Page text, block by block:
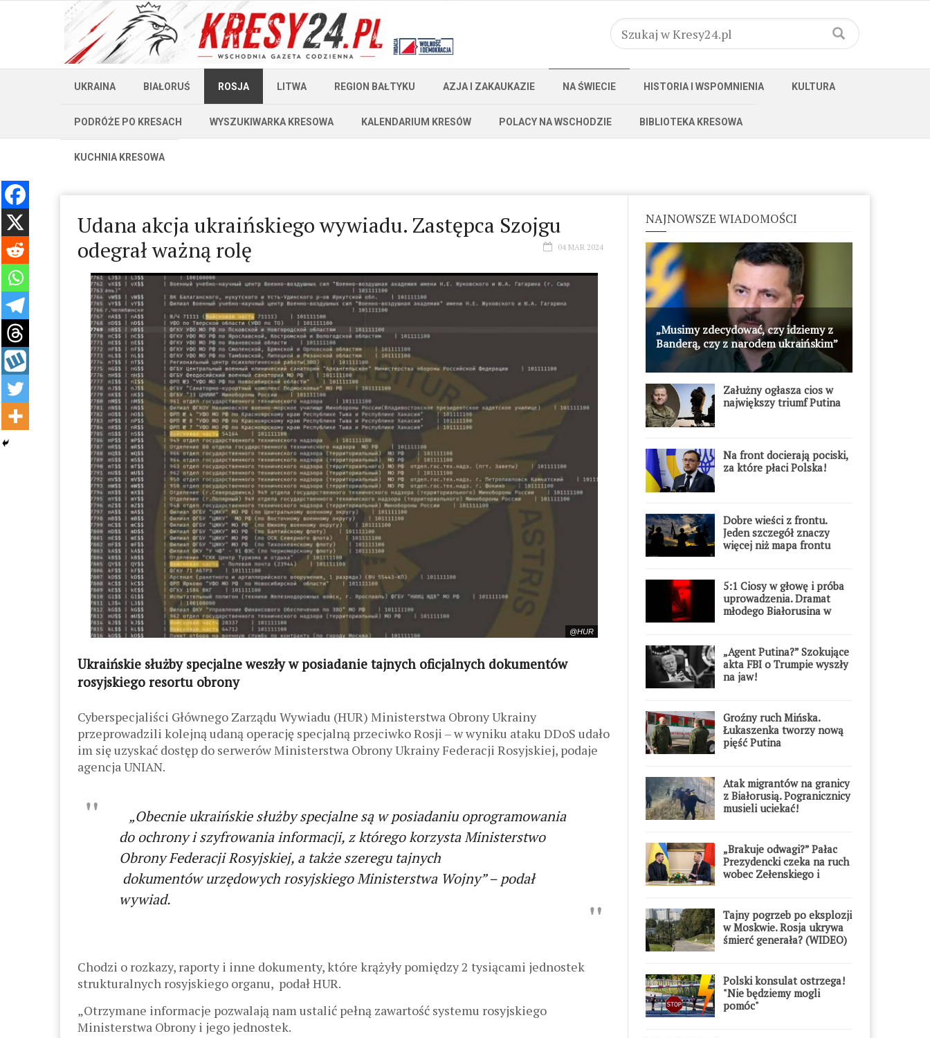
UKRAINA BIAŁORUŚ ROSJA LITWA REGION BAŁTYKU AZJA I ZAKAUKAZIE NA ŚWIECIE HISTORIA I WSPOMNIENIA KULTURA
PODRÓŻE PO KRESACH WYSZUKIWARKA KRESOWA KALENDARIUM KRESÓW POLACY NA WSCHODZIE BIBLIOTEKA KRESOWA
KUCHNIA KRESOWA
Udana akcja ukraińskiego wywiadu. Zastępca Szojgu
odegrał ważną rolę
04 MAR 2024
@HUR
Ukraińskie służby specjalne weszły w posiadanie tajnych oficjalnych dokumentów
rosyjskiego resortu obrony
Cyberspecjaliści Głównego Zarządu Wywiadu (HUR) Ministerstwa Obrony Ukrainy
przeprowadzili kolejną udaną operację specjalną przeciwko Rosji – w wyniku ataku DDoS udało
im się uzyskać dostęp do serwerów Ministerstwa Obrony Ukrainy Federacji Rosyjskiej, podaje
agencja UNIAN.
„Obecnie ukraińskie służby specjalne są w posiadaniu oprogramowania
do ochrony i szyfrowania informacji, z którego korzysta Ministerstwo
Obrony Federacji Rosyjskiej, a także szeregu tajnych
dokumentów urzędowych rosyjskiego Ministerstwa Wojny” – podał
wywiad.
Chodzi o rozkazy, raporty i inne dokumenty, które krążyły pomiędzy 2 tysiącami jednostek
strukturalnych rosyjskiego organu, podał HUR.
„Otrzymane informacje pozwalają nam ustalić pełną zawartość systemu rosyjskiego
Ministerstwa Obrony i jego jednostek.
NAJNOWSZE WIADOMOŚCI
„Musimy zdecydować, czy idziemy z
Banderą, czy z narodem ukraińskim”
Załużny ogłasza cios w
największy triumf Putina
Na front docierają pociski,
za które płaci Polska!
Dobre wieści z frontu.
Jeden szczegół znaczy
więcej niż mapa frontu
5:1 Ciosy w głowę i próba
uprowadzenia. Dramat
młodego Białorusina w
„Agent Putina?” Szokujące
akta FBI o Trumpie wyszły
na jaw!
Groźny ruch Mińska.
Łukaszenka tworzy nową
pięść Putina
Atak migrantów na granicy
z Białorusią. Pogranicznicy
musieli uciekać!
„Brakuje odwagi?” Pałac
Prezydencki czeka na ruch
wobec Zełenskiego i
Tajny pogrzeb po eksplozji
w Moskwie. Rosja ukrywa
śmierć generała? (WIDEO)
Polski konsulat ostrzega!
"Nie będziemy mogli
pomóc"